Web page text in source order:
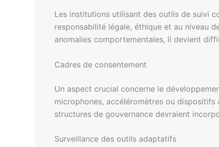
Les institutions utilisant des outils de suivi
responsabilité légale, éthique et au niveau
anomalies comportementales, il devient
Cadres de consentement
Un aspect crucial concerne le
microphones, accéléromètres ou
structures de gouvernance devraient
Surveillance des outils adaptatifs